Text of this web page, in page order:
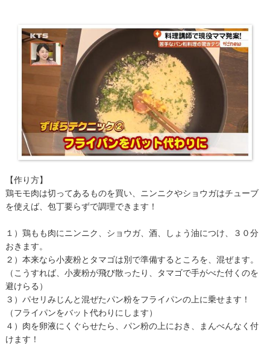
【作り方】
鶏モモ肉は切ってあるものを買い、ニンニクやショウガはチューブ
を使えば、包丁要らずで調理できます！
１）鶏もも肉にニンニク、ショウガ、酒、しょう油につけ、３０分
おきます。
２）本来なら小麦粉とタマゴは別で準備するところを、混ぜます。
（こうすれば、小麦粉が飛び散ったり、タマゴで手がべた付くのを
避けらる）
３）パセリみじんと混ぜたパン粉をフライパンの上に乗せます！
（フライパンをバット代わりにします）
４）肉を卵液にくぐらせたら、パン粉の上におき、まんべんなく付
けます！